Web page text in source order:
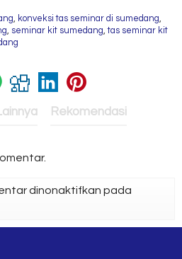
, konveksi tas seminar di sumedang,
, seminar kit sumedang,tas seminar kit
Rekomendasi
dinonaktifkan pada